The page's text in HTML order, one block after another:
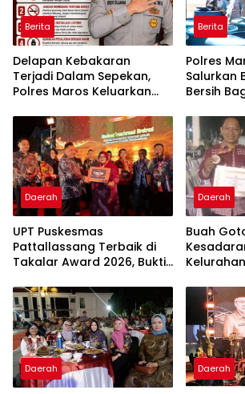
Berita
Delapan Kebakaran
Terjadi Dalam Sepekan,
Polres Maros Keluarkan
Masyarakat
Berita
Polres
Salurkan
Bersih
Di Maros
Daerah
UPT Puskesmas
Pattallassang Terbaik di
Takalar Award 2026, Bukti
Pelayanan Kesehatan
Berkualitas
Daerah
Buah
2026
Daerah Daerah